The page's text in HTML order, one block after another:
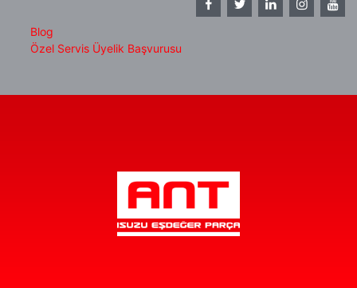
Blog
Özel Servis Üyelik Başvurusu